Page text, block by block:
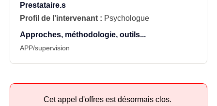
Prestataire.s
Profil de l'intervenant : Psychologue
Approches, méthodologie, outils...
APP/supervision
Cet appel d'offres est désormais clos.